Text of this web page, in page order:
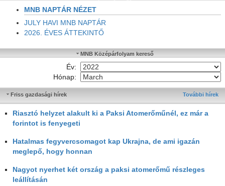
MNB NAPTÁR NÉZET
JULY HAVI MNB NAPTÁR
2026. ÉVES ÁTTEKINTŐ
MNB Középárfolyam kereső
Év:
Hónap:
Friss gazdasági hírek További hírek
Riasztó helyzet alakult ki a Paksi Atomerőműnél, ez már a
forintot is fenyegeti
Hatalmas fegyvercsomagot kap Ukrajna, de ami igazán
meglepő, hogy honnan
Nagyot nyerhet két ország a paksi atomerőmű részleges
leállításán